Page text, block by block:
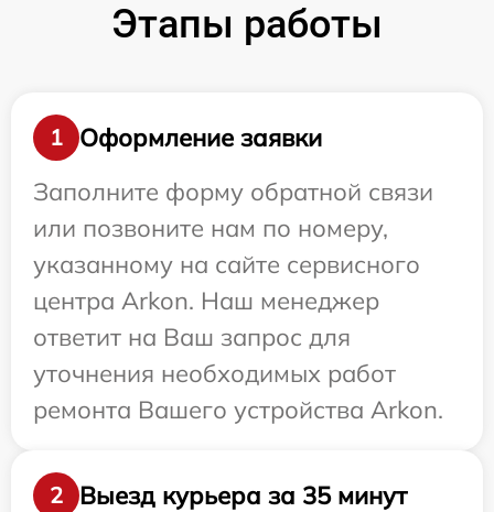
Этапы работы
1
Оформление заявки
Заполните форму обратной связи
или позвоните нам по номеру,
указанному на сайте сервисного
центра Arkon. Наш менеджер
ответит на Ваш запрос для
уточнения необходимых работ
ремонта Вашего устройства Arkon.
2 Выезд курьера за 35 минут